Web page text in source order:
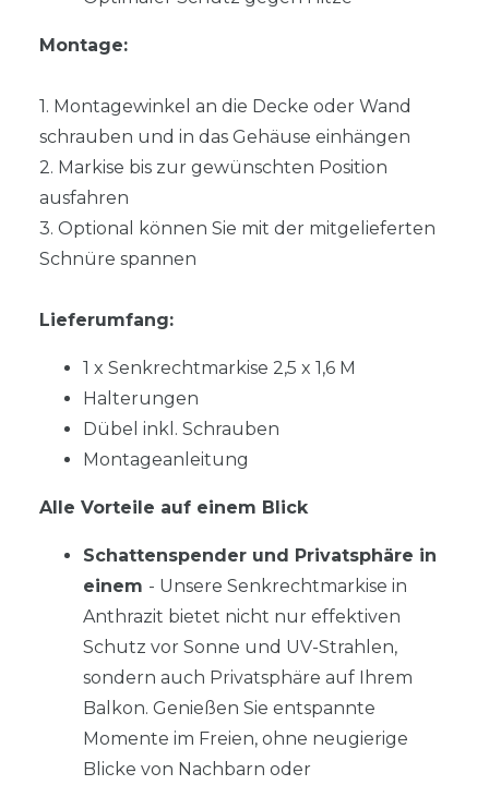
Montage:
1. Montagewinkel an die Decke oder Wand
schrauben und in das Gehäuse einhängen
2. Markise bis zur gewünschten Position
ausfahren
3. Optional können Sie mit der mitgelieferten
Schnüre spannen
Lieferumfang:
1 x Senkrechtmarkise 2,5 x 1,6 M
Halterungen
Dübel inkl. Schrauben
Montageanleitung
Alle Vorteile auf einem Blick
Schattenspender und Privatsphäre in
einem - Unsere Senkrechtmarkise in
Anthrazit bietet nicht nur effektiven
Schutz vor Sonne und UV-Strahlen,
sondern auch Privatsphäre auf Ihrem
Balkon. Genießen Sie entspannte
Momente im Freien, ohne neugierige
Blicke von Nachbarn oder